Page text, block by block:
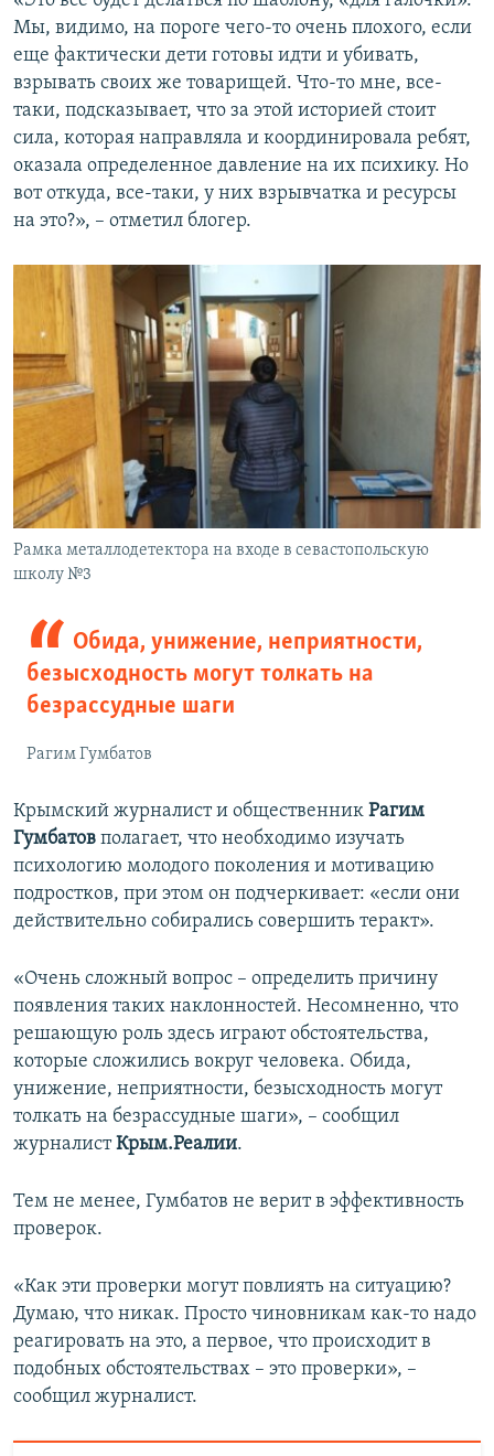
Мы, видимо, на пороге чего-то очень плохого, если
еще фактически дети готовы идти и убивать,
взрывать своих же товарищей. Что-то мне, все-
таки, подсказывает, что за этой историей стоит
сила, которая направляла и координировала ребят,
оказала определенное давление на их психику. Но
вот откуда, все-таки, у них взрывчатка и ресурсы
на это?», – отметил блогер.
Рамка металлодетектора на входе в севастопольскую
школу №3
Обида, унижение, неприятности,
безысходность могут толкать на
безрассудные шаги
Рагим Гумбатов
Крымский журналист и общественник Рагим
Гумбатов полагает, что необходимо изучать
психологию молодого поколения и мотивацию
подростков, при этом он подчеркивает: «если они
действительно собирались совершить теракт».
«Очень сложный вопрос – определить причину
появления таких наклонностей. Несомненно, что
решающую роль здесь играют обстоятельства,
которые сложились вокруг человека. Обида,
унижение, неприятности, безысходность могут
толкать на безрассудные шаги», – сообщил
журналистКрым.Реалии.
Тем не менее, Гумбатов не верит в эффективность
проверок.
«Как эти проверки могут повлиять на ситуацию?
Думаю, что никак. Просто чиновникам как-то надо
реагировать на это, а первое, что происходит в
подобных обстоятельствах – это проверки», –
сообщил журналист.